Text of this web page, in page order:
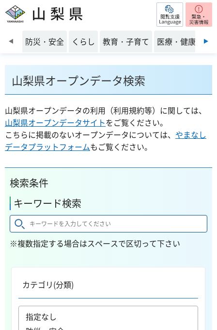
山梨県 閲覧支援
前のスライドを表示
防災・安全 くらし 教育・子育て 医療・健康・福
山梨県オープンデータ検索
山梨県オープンデータの利用（利用規約等）に関しては、
山梨県オープンデータサイトをご覧ください。
こちらに掲載のないオープンデータについては、 やまなし
データプラットフォームもご覧ください。
検索条件
キーワード検索
※複数指定する場合はスペースで区切って下さい
カテゴリ(分類)